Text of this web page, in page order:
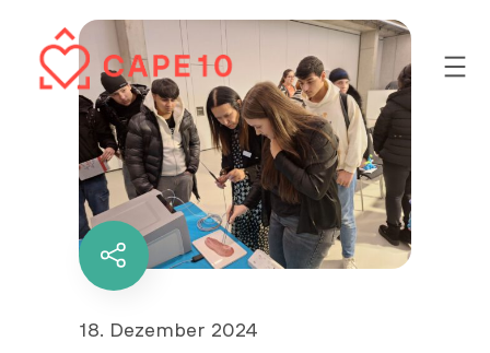
Inhalt
springen
Diesen
Inhalt
Veröffentlicht
18. Dezember 2024